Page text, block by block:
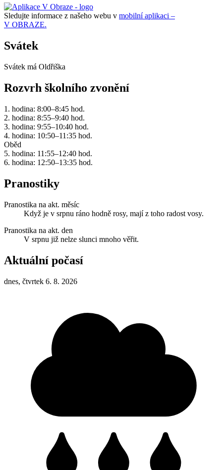
Sledujte informace z našeho webu v mobilní aplikaci –
V OBRAZE.
Svátek
Svátek má Oldřiška
Rozvrh školního zvonění
1. hodina: 8:00–8:45 hod.
2. hodina: 8:55–9:40 hod.
3. hodina: 9:55–10:40 hod.
4. hodina: 10:50–11:35 hod.
Oběd
5. hodina: 11:55–12:40 hod.
6. hodina: 12:50–13:35 hod.
Pranostiky
Pranostika na akt. měsíc
Když je v srpnu ráno hodně rosy, mají z toho radost vosy.
Pranostika na akt. den
V srpnu již nelze slunci mnoho věřit.
Aktuální počasí
dnes, čtvrtek 6. 8. 2026